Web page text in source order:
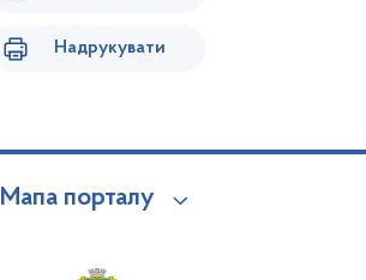
Надрукувати
Мапа порталу